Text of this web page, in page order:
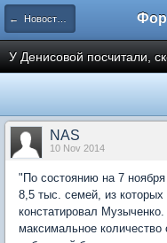
← Новости рынка недвижимости
У Денисовой посчитали,
NAS
10 Nov 2014
"По состоянию на 7
8,5 тыс. семей, из
констатировал
максимальное